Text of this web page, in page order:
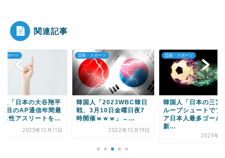
Powered by livedoor 相互RSS
関連記事
スポーツ
人「日本の大谷翔平
目のAP通信年間最
男性アスリートを...
2025年12月11日
芸能・スポーツ
韓国人「2023WBC韓日
戦、3月10日金曜日夜7
時開催ｗｗｗ」→...
2022年12月19日
芸能・スポーツ
韓国人「日本の三笘
ループシュートでプ
ア日本人最多ゴール
新...
2023年4